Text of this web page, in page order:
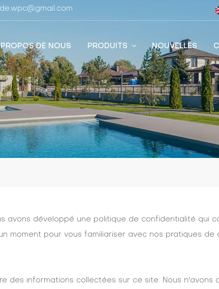
DE NOUS PRODUITS NOUVELLES
avons développé une politique de confidentialité qui
moment pour vous familiariser avec nos pratiques de
des informations collectées sur ce site. Nous